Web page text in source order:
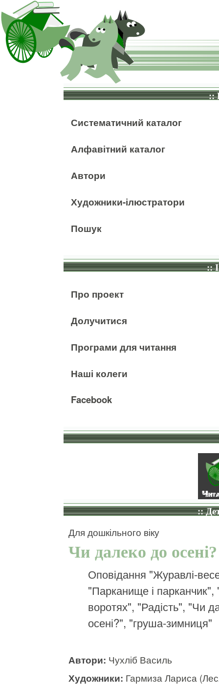
::
Систематичний каталог
Алфавітний каталог
Автори
Художники-ілюстратори
Пошук
::
Про проект
Долучитися
Програми для читання
Наші колеги
Facebook
::
Для дошкільного віку
Чи далеко до осені?
Оповідання "Журавлі-
"Парканище і парканчик",
воротях", "Радість", "Чи
осені?", "груша-зимниця"
Автори: Чухліб Василь
Художники: Гармиза Лариса